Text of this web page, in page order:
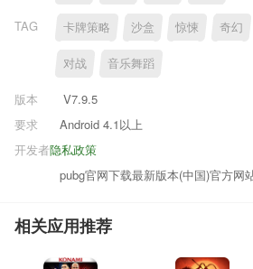
TAG 卡牌策略 沙盒 惊悚 奇幻
对战 音乐舞蹈
版本
V7.9.5
要求
Android 4.1以上
隐私政策
开发者
pubg官网下载最新版本(中国)官方网
相关应用推荐